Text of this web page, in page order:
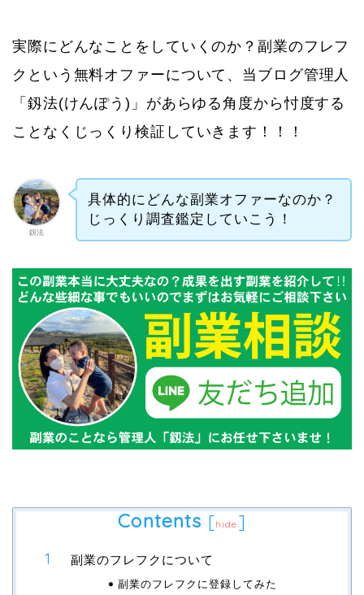
実際にどんなことをしていくのか？副業のフレフ
クという無料オファーについて、当ブログ管理人
「釼法(けんぽう)」があらゆる角度から忖度する
ことなくじっくり検証していきます！！！
釼法
具体的にどんな副業オファーなのか？
じっくり調査鑑定していこう！
Contents [hide ]
副業のフレフクについて
副業のフレフクに登録してみた